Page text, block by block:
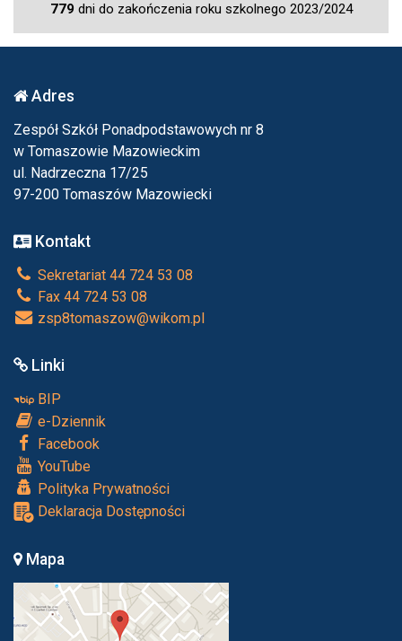
779 dni do zakończenia roku szkolnego 2023/2024
Adres
Zespół Szkół Ponadpodstawowych nr 8
w Tomaszowie Mazowieckim
ul. Nadrzeczna 17/25
97-200 Tomaszów Mazowiecki
Kontakt
Sekretariat 44 724 53 08
Fax 44 724 53 08
zsp8tomaszow@wikom.pl
Linki
BIP
e-Dziennik
Facebook
YouTube
Polityka Prywatności
Deklaracja Dostępności
Mapa